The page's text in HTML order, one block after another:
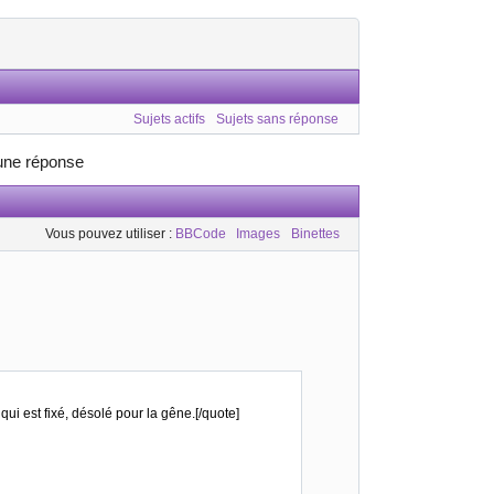
Sujets actifs Sujets sans réponse
réponse
Vous pouvez utiliser : BBCode Images Binettes